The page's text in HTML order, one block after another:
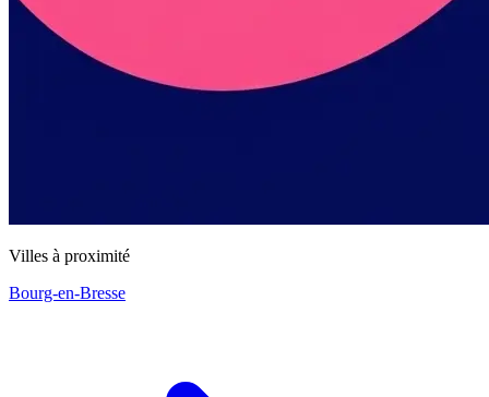
Villes à proximité
Bourg-en-Bresse